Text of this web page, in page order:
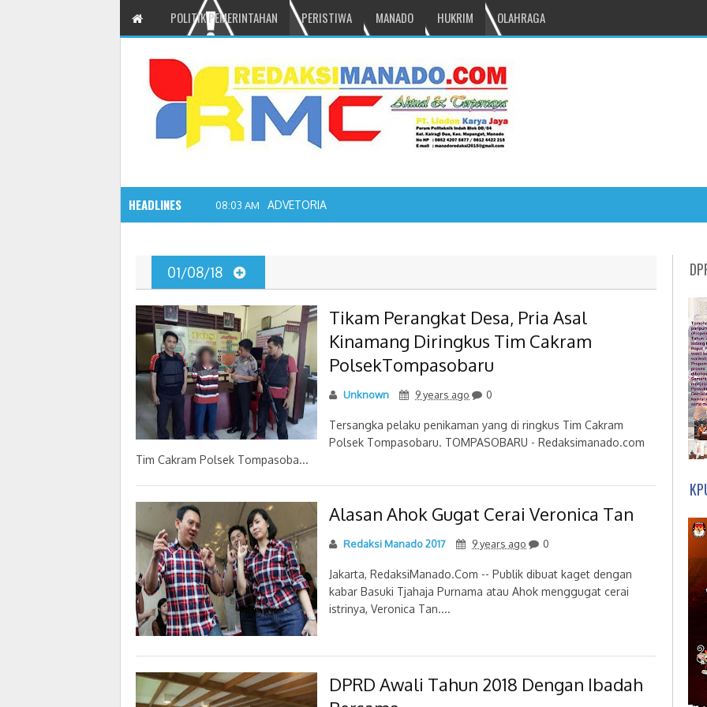
POLITIK PEMERINTAHAN PERISTIWA MANADO HUKRIM OLAHRAGA
HEADLINES 08:03 AM ADVETORIAL JONRU GANTIKAN MONO PIMPIN DPRD TOMOH
01/08/18
Tikam Perangkat Desa, Pria Asal
Kinamang Diringkus Tim Cakram
PolsekTompasobaru
Unknown 9 years ago 0
Tersangka pelaku penikaman yang di ringkus Tim Cakram
Polsek Tompasobaru. TOMPASOBARU - Redaksimanado.com
Tim Cakram Polsek Tompasoba...
Alasan Ahok Gugat Cerai Veronica Tan
Redaksi Manado 2017 9 years ago 0
Jakarta, RedaksiManado.Com -- Publik dibuat kaget dengan
kabar Basuki Tjahaja Purnama atau Ahok menggugat cerai
istrinya, Veronica Tan....
DPRD Awali Tahun 2018 Dengan Ibadah